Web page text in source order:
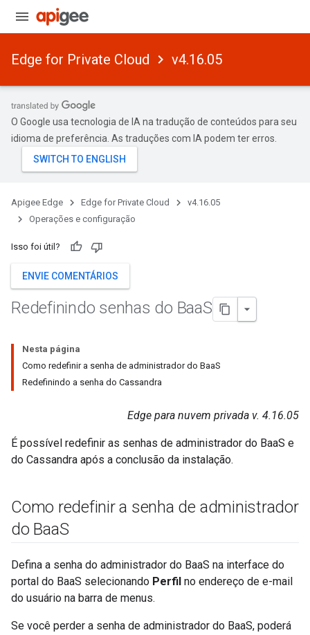
Edge for Private Cloud v4.16.05
O Google usa tecnologia de IA na tradução de conteúdos para seu
idioma de preferência. As traduções com IA podem ter erros.
Apigee Edge Edge for Private Cloud
v4.16.05
Operações e configuração
Isso foi útil?
ENVIE COMENTÁRIOS
Redefinindo senhas do BaaS
Nesta página
Como redefinir a senha de administrador do BaaS
Redefinindo a senha do Cassandra
Edge para nuvem privada v. 4.16.05
É possível redefinir as senhas de administrador do BaaS e
do Cassandra após a conclusão da instalação.
Como redefinir a senha de administrador
do BaaS
Defina a senha do administrador do BaaS na interface do
portal do BaaS selecionando Perfil no endereço de e-mail
do usuário na barra de menus.
Se você perder a senha de administrador do BaaS, poderá